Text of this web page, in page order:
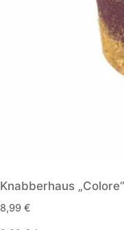
Knabberhaus
8,99 €